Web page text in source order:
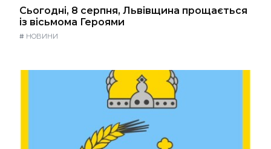
Сьогодні, 8 серпня, Львівщина прощається
із вісьмома Героями
# НОВИНИ